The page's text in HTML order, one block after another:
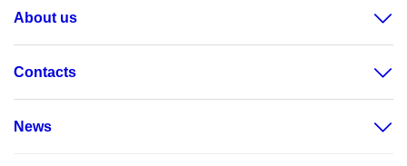
About us
Contacts
News